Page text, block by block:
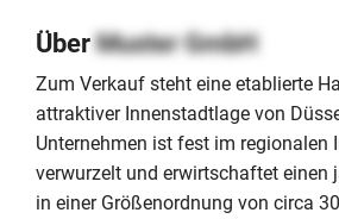
ÜberMuster GmbH
Zum Verkauf steht eine etablierte
attraktiver Innenstadtlage von
Unternehmen ist fest im regionalen
verwurzelt und erwirtschaftet einen
in einer Größenordnung von circa